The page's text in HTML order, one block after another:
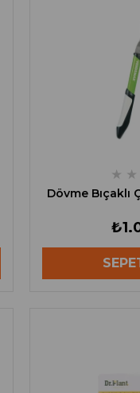
★ ★
Dövme Bıçaklı